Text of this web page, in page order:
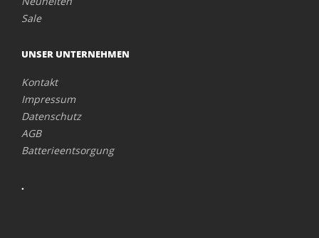
Sale
UNSER UNTERNEHMEN
Kontakt
Impressum
Datenschutz
AGB
Batterieentsorgung
.